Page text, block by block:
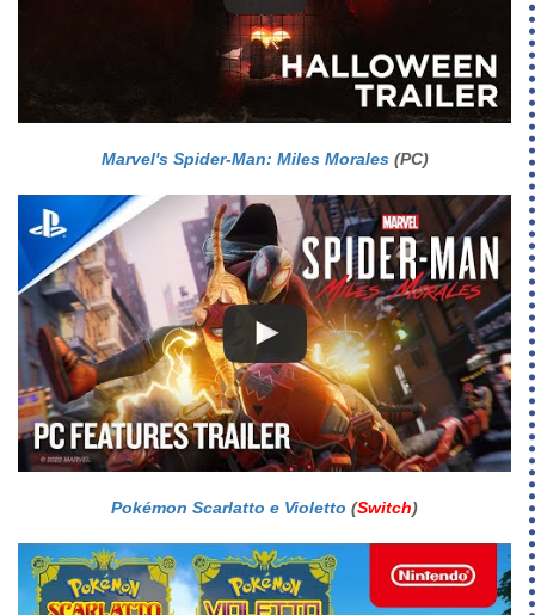
Marvel's Spider-Man: Miles Morales(PC)
Pokémon Scarlatto e Violetto (Switch)